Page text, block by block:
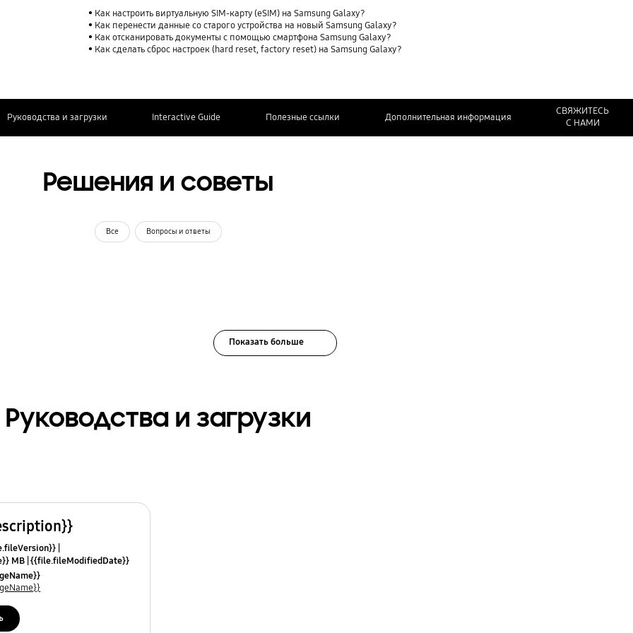
Как настроить виртуальную SIM-карту (eSIM) на Samsung Galaxy?
Как перенести данные со старого устройства на новый Samsung Galaxy?
Как отсканировать документы с помощью смартфона Samsung Galaxy?
Как сделать сброс настроек (hard reset, factory reset) на Samsung Galaxy?
Руководства и загрузки Interactive Guide Полезные ссылки Дополнительная информация
СВЯЖИТЕСЬ
С НАМИ
Решения и советы
Все Вопросы и ответы
Показать больше
Руководства и загрузки
MB {{file.fileModifiedDate}}